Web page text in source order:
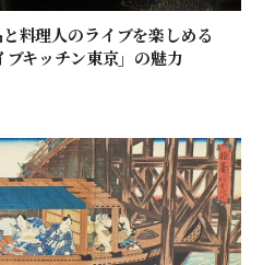
料理人のライブを楽しめる
ブキッチン東京」の魅力